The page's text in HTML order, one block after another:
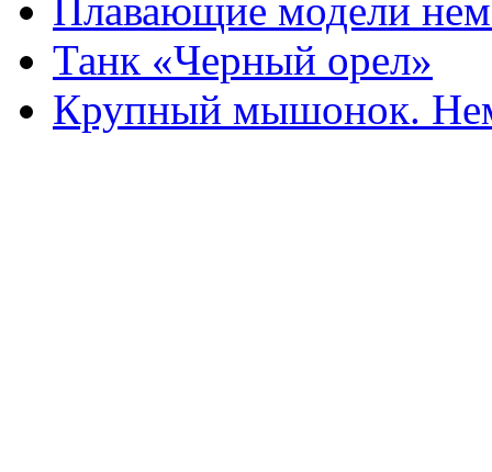
Плавающие модели
Танк «Черный орел»
Крупный мышонок.